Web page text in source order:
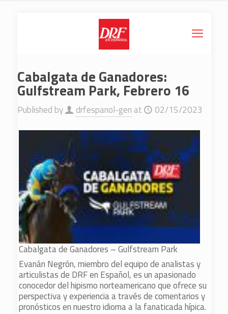
Cabalgata de Ganadores:
Gulfstream Park, Febrero 16
Published by drfespanol-gen at 02/15/2023
Cabalgata de Ganadores – Gulfstream Park
Evanán Negrón, miembro del equipo de analistas y
articulistas de DRF en Español, es un apasionado
conocedor del hipismo norteamericano que ofrece su
perspectiva y experiencia a través de comentarios y
pronósticos en nuestro idioma a la fanaticada hípica.